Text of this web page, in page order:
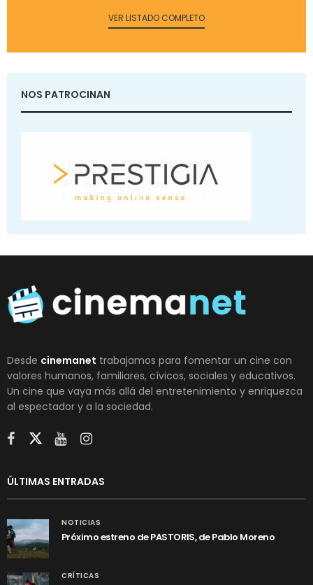
VER LISTADO COMPLETO
NOS PATROCINAN
Desde cinemanet trabajamos para fomentar un cine con
valores humanos, familiares, cívicos, sociales y educativos.
Un cine que vaya más allá del entretenimiento y enriquezca
al espectador y a la sociedad.
ÚLTIMAS ENTRADAS
NOTICIAS
Próximo estreno de PASTORIS, de Pablo Moreno
CRÍTICAS